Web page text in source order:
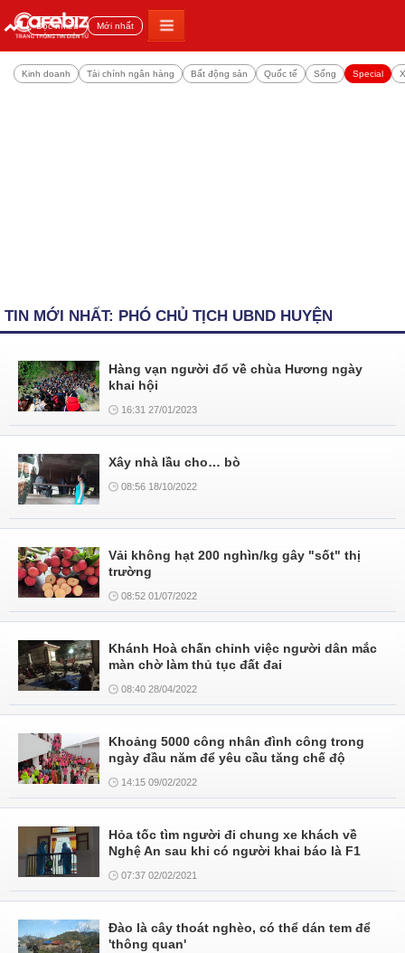
Đọc nhiều Mới nhất
Kinh doanh Tài chính ngân hàng Bất động sản Quốc tế Sống Special
TIN MỚI NHẤT: PHÓ CHỦ TỊCH UBND HUYỆN
Hàng vạn người đổ về chùa Hương ngày
khai hội
16:31 27/01/2023
Xây nhà lầu cho… bò
08:56 18/10/2022
Vải không hạt 200 nghìn/kg gây "sốt" thị
trường
08:52 01/07/2022
Khánh Hoà chấn chỉnh việc người dân mắc
màn chờ làm thủ tục đất đai
08:40 28/04/2022
Khoảng 5000 công nhân đình công trong
ngày đầu năm để yêu cầu tăng chế độ
14:15 09/02/2022
Hỏa tốc tìm người đi chung xe khách về
Nghệ An sau khi có người khai báo là F1
07:37 02/02/2021
Ðào là cây thoát nghèo, có thể dán tem để
'thông quan'